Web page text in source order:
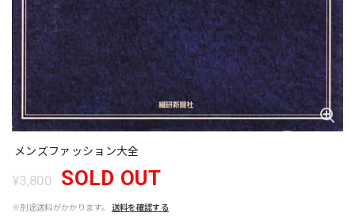
メンズファッション大全
¥3,800 SOLD OUT
※別途送料がかかります。 送料を確認する